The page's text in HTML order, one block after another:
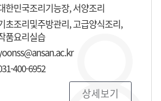
한민국조리기능장, 서양조리
초조리및주방관리, 고급양식조리,
품요리실습
400-6952
상세보기